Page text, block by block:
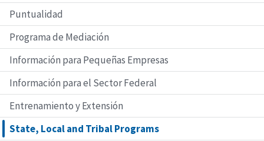
Puntualidad
Programa de Mediación
Información para Pequeñas Empresas
Información para el Sector Federal
Entrenamiento y Extensión
State, Local and Tribal Programs